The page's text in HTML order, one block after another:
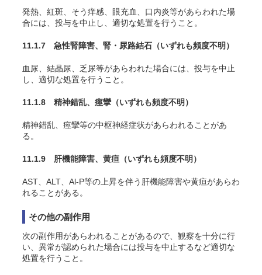
発熱、紅斑、そう痒感、眼充血、口内炎等があらわれた場
合には、投与を中止し、適切な処置を行うこと。
11.1.7 急性腎障害、腎・尿路結石 （いずれも頻度不明）
血尿、結晶尿、乏尿等があらわれた場合には、投与を中止
し、適切な処置を行うこと。
11.1.8 精神錯乱、痙攣（いずれも頻度不明）
精神錯乱、痙攣等の中枢神経症状があらわれることがあ
る。
11.1.9 肝機能障害、黄疸 （いずれも頻度不明）
AST、ALT、Al-P等の上昇を伴う肝機能障害や黄疸があらわ
れることがある。
その他の副作用
次の副作用があらわれることがあるので、観察を十分に行
い、異常が認められた場合には投与を中止するなど適切な
処置を行うこと。